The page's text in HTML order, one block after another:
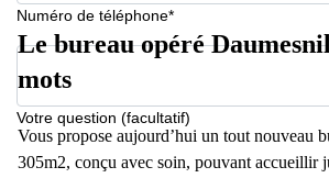
Numéro de téléphone*
Votre question (facultatif)
Le bureau opéré
mots
Vous propose aujourd’hui un tout nouveau
305m2, conçu avec soin, pouvant accueillir